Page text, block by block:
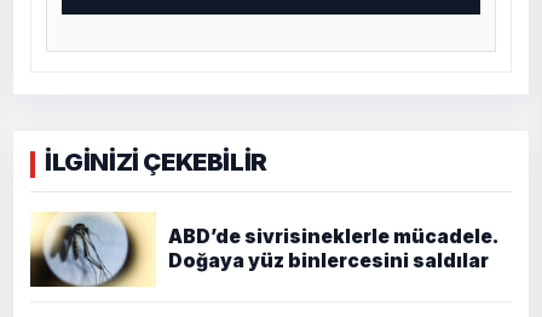
İLGİNİZİ ÇEKEBİLİR
ABD’de sivrisineklerle mücadele.
Doğaya yüz binlercesini saldılar